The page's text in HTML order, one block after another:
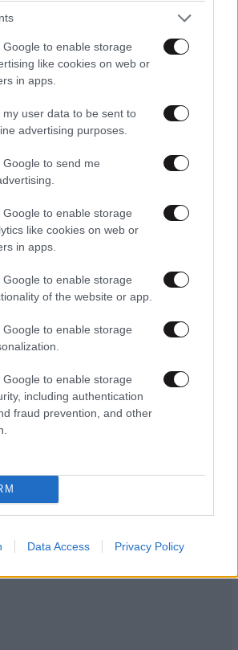
Google to enable storage
like cookies on web or
in apps.
my user data to be sent to
advertising purposes.
to send me
Google to enable storage
like cookies on web or
in apps.
Google to enable storage
of the website or app.
Google to enable storage
Google to enable storage
including authentication
fraud prevention, and other
Data Access Privacy Policy
πρέπει να κάνετε για μια ζωή
καθώς μεγαλώνετε